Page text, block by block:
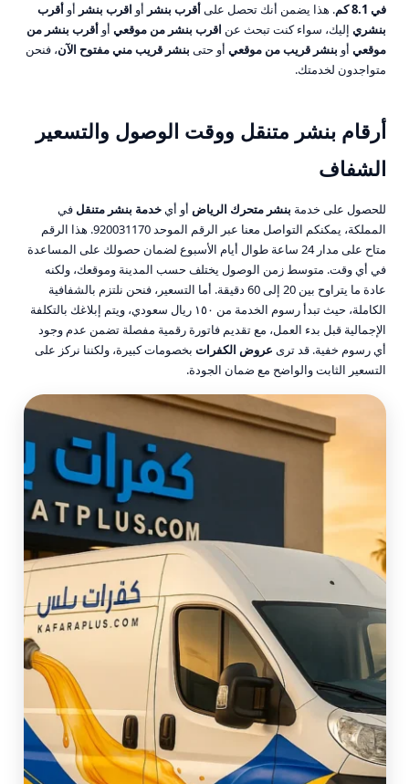
في 8.1 كم
. هذا يضمن أنك تحصل علىأقرب بنشر أو اقرب بنشر أوأقرب
بنشري إليك، سواء كنت تبحث عن اقرب بنشر من موقعي أوأقرب بنشر من
موقعي أو بنشر قريب من موقعي أو حتى بنشر قريب مني مفتوح الآن، فنحن
متواجدون لخدمتك.
أرقام بنشر متنقل ووقت الوصول والتسعير
الشفاف
للحصول على خدمة بنشر متحرك الرياض أو أيخدمة بنشر متنقل في
المملكة، يمكنكم التواصل معنا عبر الرقم الموحد 920031170. هذا الرقم
متاح على مدار 24 ساعة طوال أيام الأسبوع لضمان حصولك على المساعدة
في أي وقت. متوسط زمن الوصول يختلف حسب المدينة وموقعك، ولكنه
عادة ما يتراوح بين 20 إلى 60 دقيقة. أما التسعير، فنحن نلتزم بالشفافية
الكاملة، حيث تبدأ رسوم الخدمة من ١٥٠ ريال سعودي، ويتم إبلاغك بالتكلفة
الإجمالية قبل بدء العمل، مع تقديم فاتورة رقمية مفصلة تضمن عدم وجود
أي رسوم خفية. قد ترى عروض الكفرات بخصومات كبيرة، ولكننا نركز على
التسعير الثابت والواضح مع ضمان الجودة.